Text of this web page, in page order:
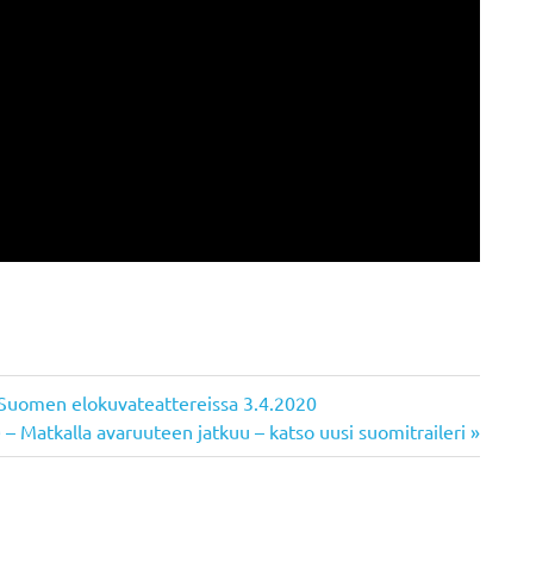
elokuvateattereissa 3.4.2020
Matkalla avaruuteen jatkuu – katso uusi suomitraileri